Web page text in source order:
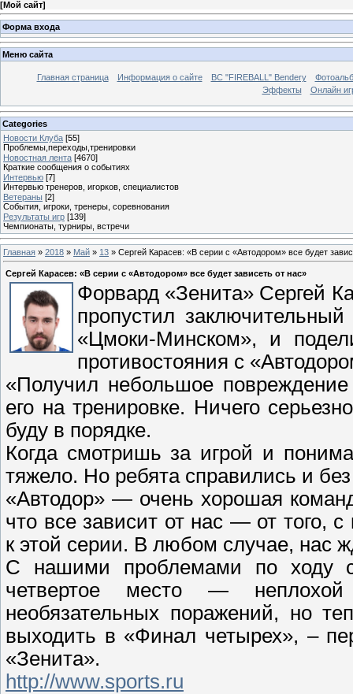
[Мой сайт]
Форма входа
Меню сайта
Главная страница Информация о сайте BC "FIREBALL" Bendery
Эффекты
Онлайн
Categories
Новости Клуба [55]
Проблемы,переходы,тренировки
Новостная лента [4670]
Краткие сообщения о событиях
Интервью [7]
Интервью тренеров, игорков, специалистов
Ветераны [2]
События, игроки, тренеры, соревнования
Результаты игр [139]
Чемпионаты, турниры, встречи
Главная » 2018 » Май » 13 » Сергей Карасев: «В серии с «Автодором» все будет
Сергей Карасев: «В серии с «Автодором» все будет зависеть от нас»
Форвард «Зенита» Сергей
пропустил
«Цмоки-Минском», и
противостояния с
«Получил небольшое
его на тренировке. Ничего
буду в порядке.
Когда смотришь за игрой и
тяжело. Но ребята справились и
«Автодор» — очень хорошая
что все зависит от нас — от того,
к этой серии. В любом случае, нас
С нашими проблемами по ходу
четвертое место — неплохой
необязательных поражений, но
выходить в «Финал четырех», –
«Зенита».
http://www.sports.ru